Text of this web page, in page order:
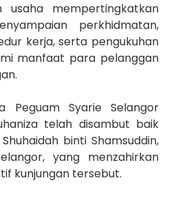
usaha mempertingkatkan
perkhidmatan,
kerja, serta pengukuhan
manfaat para pelanggan
Peguam Syarie Selangor
telah disambut baik
binti Shamsuddin,
yang menzahirkan
kunjungan tersebut.